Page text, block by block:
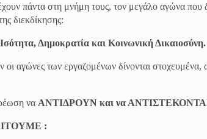
πάντα στη μνήμη τους, τον μεγάλο αγώνα που
διεκδίκησης:
Δημοκρατία και Κοινωνική Δικαιοσύνη.
αγώνες των εργαζομένων δίνονται στοχευμένα,
να ΑΝΤΙΔΡΟΥΝ και να
: